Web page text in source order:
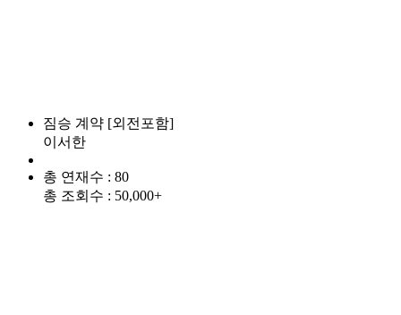
짐승 계약 [외전포함]
이서한
총 연재수 : 80
총 조회수 : 50,000+